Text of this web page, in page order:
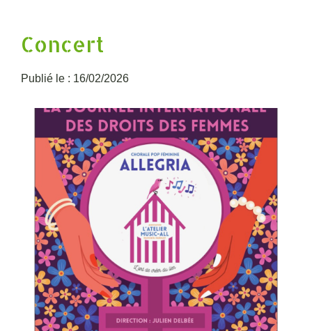
Concert
Publié le : 16/02/2026